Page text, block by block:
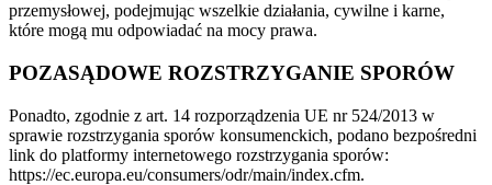
przemysłowej, podejmując wszelkie działania, cywilne i karne,
które mogą mu odpowiadać na mocy prawa.
POZASĄDOWE ROZSTRZYGANIE SPORÓW
Ponadto, zgodnie z art. 14 rozporządzenia UE nr 524/2013 w
sprawie rozstrzygania sporów konsumenckich, podano bezpośredni
link do platformy internetowego rozstrzygania sporów:
https://ec.europa.eu/consumers/odr/main/index.cfm.